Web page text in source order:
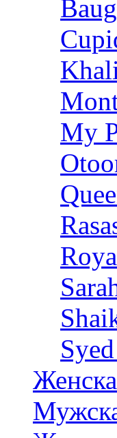
My